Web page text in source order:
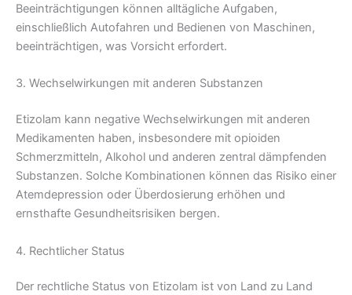
Beeinträchtigungen können alltägliche Aufgaben,
einschließlich Autofahren und Bedienen von Maschinen,
beeinträchtigen, was Vorsicht erfordert.
3. Wechselwirkungen mit anderen Substanzen
Etizolam kann negative Wechselwirkungen mit anderen
Medikamenten haben, insbesondere mit opioiden
Schmerzmitteln, Alkohol und anderen zentral dämpfenden
Substanzen. Solche Kombinationen können das Risiko einer
Atemdepression oder Überdosierung erhöhen und
ernsthafte Gesundheitsrisiken bergen.
4. Rechtlicher Status
Der rechtliche Status von Etizolam ist von Land zu Land